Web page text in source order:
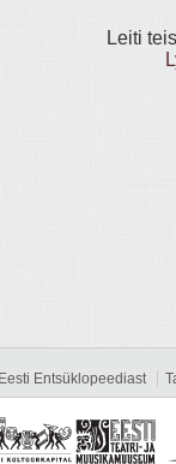
Leiti
Eesti Entsüklopeediast